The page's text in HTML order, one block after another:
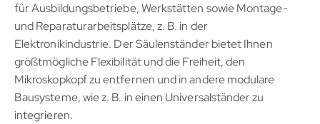
für Ausbildungsbetriebe, Werkstätten sowie Montage-
und Reparaturarbeitsplätze, z. B. in der
Elektronikindustrie. Der Säulenständer bietet Ihnen
größtmögliche Flexibilität und die Freiheit, den
Mikroskopkopf zu entfernen und in andere modulare
Bausysteme, wie z. B. in einen Universalständer zu
integrieren.